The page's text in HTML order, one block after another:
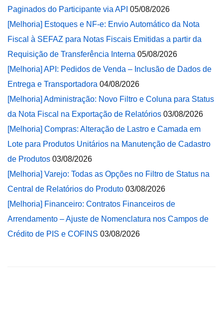
Paginados do Participante via API 05/08/2026
[Melhoria] Estoques e NF-e: Envio Automático da Nota
Fiscal à SEFAZ para Notas Fiscais Emitidas a partir da
Requisição de Transferência Interna 05/08/2026
[Melhoria] API: Pedidos de Venda – Inclusão de Dados de
Entrega e Transportadora 04/08/2026
[Melhoria] Administração: Novo Filtro e Coluna para Status
da Nota Fiscal na Exportação de Relatórios 03/08/2026
[Melhoria] Compras: Alteração de Lastro e Camada em
Lote para Produtos Unitários na Manutenção de Cadastro
de Produtos 03/08/2026
[Melhoria] Varejo: Todas as Opções no Filtro de Status na
Central de Relatórios do Produto 03/08/2026
[Melhoria] Financeiro: Contratos Financeiros de
Arrendamento – Ajuste de Nomenclatura nos Campos de
Crédito de PIS e COFINS 03/08/2026